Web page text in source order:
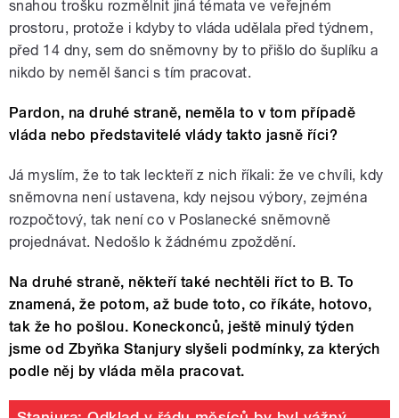
snahou trošku rozmělnit jiná témata ve veřejném
prostoru, protože i kdyby to vláda udělala před týdnem,
před 14 dny, sem do sněmovny by to přišlo do šuplíku a
nikdo by neměl šanci s tím pracovat.
Pardon, na druhé straně, neměla to v tom případě
vláda nebo představitelé vlády takto jasně říci?
Já myslím, že to tak leckteří z nich říkali: že ve chvíli, kdy
sněmovna není ustavena, kdy nejsou výbory, zejména
rozpočtový, tak není co v Poslanecké sněmovně
projednávat. Nedošlo k žádnému zpoždění.
Na druhé straně, někteří také nechtěli říct to B. To
znamená, že potom, až bude toto, co říkáte, hotovo,
tak že ho pošlou. Koneckonců, ještě minulý týden
jsme od Zbyňka Stanjury slyšeli podmínky, za kterých
podle něj by vláda měla pracovat.